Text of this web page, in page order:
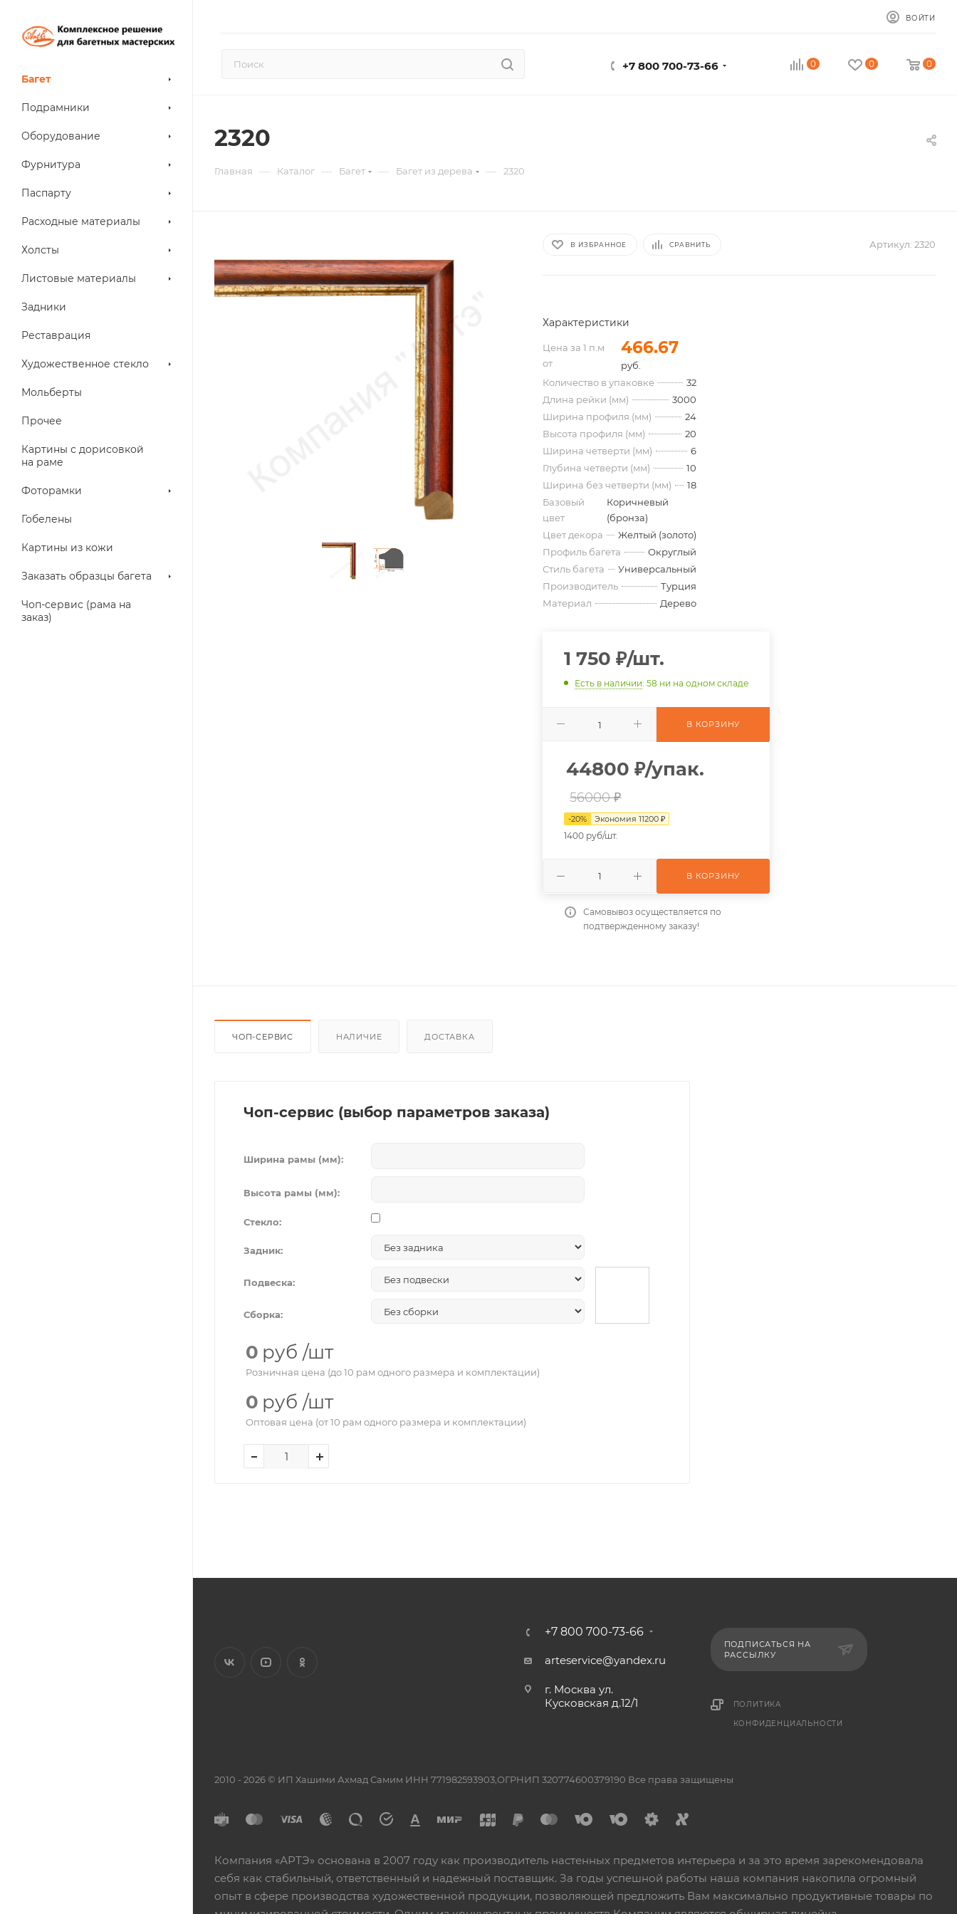
ВОЙТИ
+7 800 700-73-66 0 0 0
Багет
Подрамники
Оборудование
Фурнитура
Паспарту
Расходные материалы
Холсты
Листовые материалы
Задники
Реставрация
Художественное стекло
Мольберты
Прочее
Картины с дорисовкой
на раме
Фоторамки
Гобелены
Картины из кожи
Заказать образцы багета
Чоп-сервис (рама на
заказ)
2320
Главная — Каталог — Багет — Багет из дерева — 2320
В ИЗБРАННОЕ СРАВНИТЬ Артикул: 2320
Характеристики
Цена за 1 п.м
от
466.67
руб.
Количество в упаковке
32
Длина рейки (мм)
3000
Ширина профиля (мм)
24
Высота профиля (мм)
20
Ширина четверти (мм)
6
Глубина четверти (мм)
10
Ширина без четверти (мм)
18
Базовый
цвет
Коричневый
(бронза)
Цвет декора
Желтый (золото)
Профиль багета
Округлый
Стиль багета
Универсальный
Производитель
Турция
Материал
Дерево
1 750 ₽/шт.
Есть в наличии: 58 ни на одном складе
В КОРЗИНУ
44800 ₽/упак.
56000 ₽
-20% Экономия11200 ₽
1400 руб/шт.
В КОРЗИНУ
Самовывоз осуществляется по
подтвержденному заказу!
ЧОП-СЕРВИС НАЛИЧИЕ ДОСТАВКА
Чоп-сервис (выбор параметров заказа)
Ширина рамы (мм):
Высота рамы (мм):
Стекло:
Задник:
Подвеска:
Сборка:
0 руб /шт
Розничная цена (до 10 рам одного размера и комплектации)
0 руб /шт
Оптовая цена (от 10 рам одного размера и комплектации)
+7 800 700-73-66
arteservice@yandex.ru
г. Москва ул.
Кусковская д.12/1
ПОДПИСАТЬСЯ НА
РАССЫЛКУ
ПОЛИТИКА
КОНФИДЕНЦИАЛЬНОСТИ
2010 - 2026 © ИП Хашими Ахмад Самим ИНН 771982593903,ОГРНИП 320774600379190 Все права защищены
Компания «АРТЭ» основана в 2007 году как производитель настенных предметов интерьера и за это время зарекомендовала
себя как стабильный, ответственный и надежный поставщик. За годы успешной работы наша компания накопила огромный
опыт в сфере производства художественной продукции, позволяющей предложить Вам максимально продуктивные товары по